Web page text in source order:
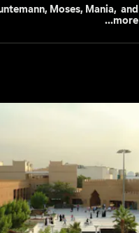
Moses, Mania,
more...